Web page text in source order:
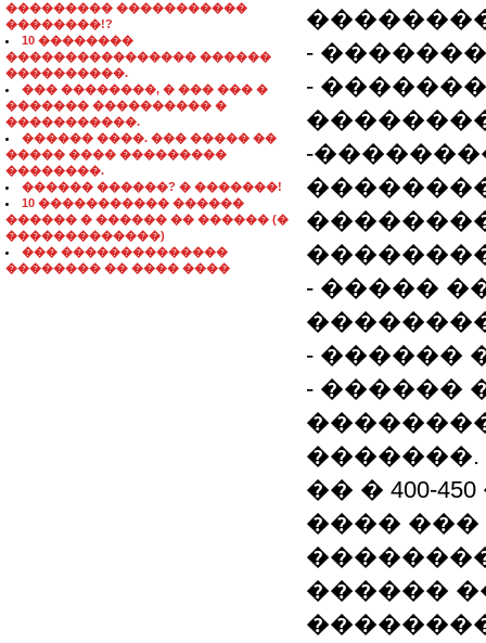
��������� �����������
��������!?
10 ��������
���������������� ������
����������.
��� ��������, � ��� ��� �
������� ���������� �
�����������.
������ ����. ��� ����� ��
����� ���� ���������
��������.
������ ������? � �������!
10 ����������� ������
������ � ������ �� ������ (�
�������������)
��� ��������������
�������� �� ���� ����
-
-
-
- �����
- ������
- ������
�������.
�� � 400-
����
������
��������